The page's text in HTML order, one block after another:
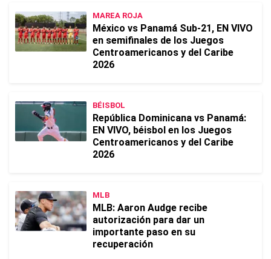
MAREA ROJA
México vs Panamá Sub-21, EN VIVO
en semifinales de los Juegos
Centroamericanos y del Caribe
2026
BÉISBOL
República Dominicana vs Panamá:
EN VIVO, béisbol en los Juegos
Centroamericanos y del Caribe
2026
MLB
MLB: Aaron Audge recibe
autorización para dar un
importante paso en su
recuperación